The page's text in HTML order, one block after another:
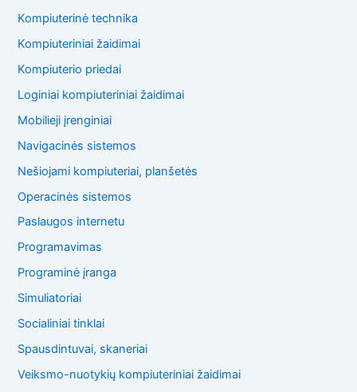
Kompiuterinė technika
Kompiuteriniai žaidimai
Kompiuterio priedai
Loginiai kompiuteriniai žaidimai
Mobilieji įrenginiai
Navigacinės sistemos
Nešiojami kompiuteriai, planšetės
Operacinės sistemos
Paslaugos internetu
Programavimas
Programinė įranga
Simuliatoriai
Socialiniai tinklai
Spausdintuvai, skaneriai
Veiksmo-nuotykių kompiuteriniai žaidimai